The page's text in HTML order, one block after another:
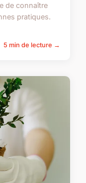
de connaître
pratiques.
5 min de lecture →